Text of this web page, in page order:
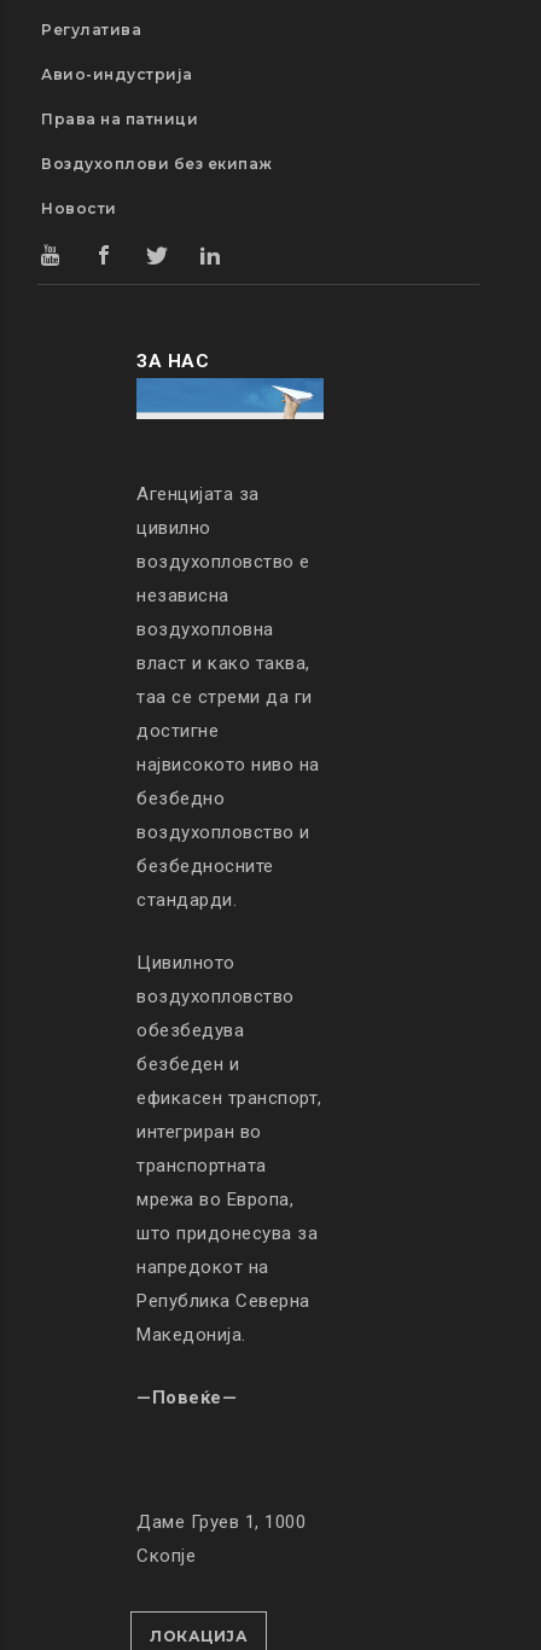
Регулатива
Авио-индустрија
Права на патници
Воздухоплови без екипаж
Новости
ЗА НАС
Агенцијата за
цивилно
воздухопловство е
независна
воздухопловна
власт и како таква,
таа се стреми да ги
достигне
највисокото ниво на
безбедно
воздухопловство и
безбедносните
стандарди.
Цивилното
воздухопловство
обезбедува
безбеден и
ефикасен транспорт,
интегриран во
транспортната
мрежа во Европа,
што придонесува за
напредокот на
Република Северна
Македонија.
—Повеќе—
Даме Груев 1, 1000
Скопје
ЛОКАЦИЈА